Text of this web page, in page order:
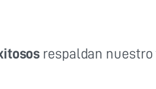
respaldan